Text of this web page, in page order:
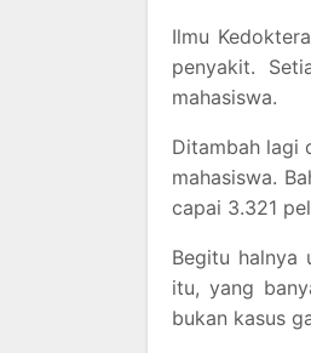
Ilmu
penyakit.
mahasiswa.
Ditambah lagi
mahasiswa.
capai 3.321
Begitu halnya
itu, yang
bukan kasus